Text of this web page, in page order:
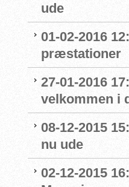
ude
01-02-2016
præstationer
27-01-2016
velkommen i
08-12-2015
nu ude
02-12-2015